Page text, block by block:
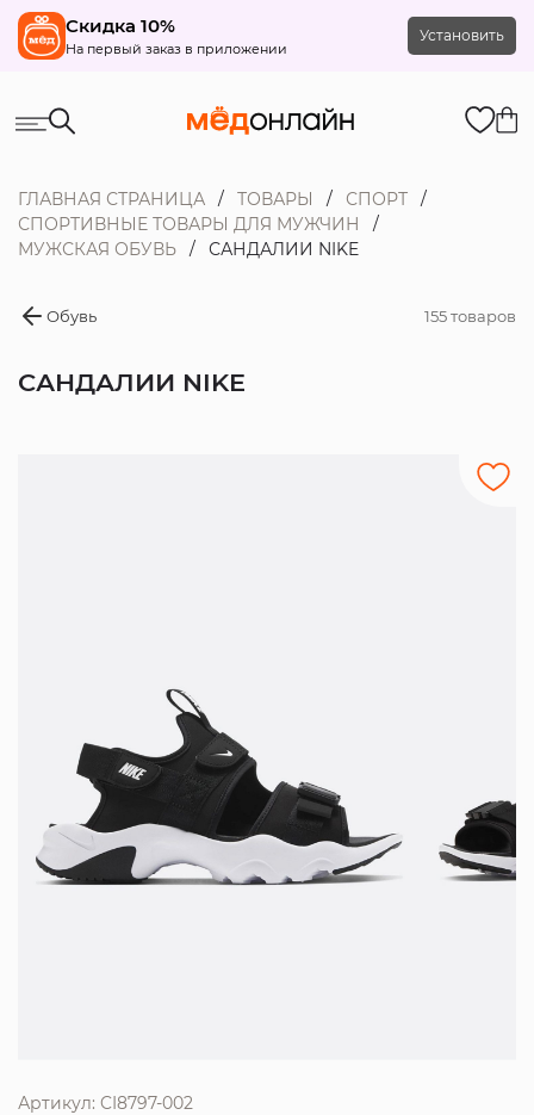
Скидка 10%
На первый заказ в приложении
Установить
ГЛАВНАЯ СТРАНИЦА ТОВАРЫ
СПОРТ
СПОРТИВНЫЕ ТОВАРЫ ДЛЯ МУЖЧИН
МУЖСКАЯ ОБУВЬ
САНДАЛИИ NIKE
Обувь 155 товаров
САНДАЛИИ NIKE
Артикул: CI8797-002